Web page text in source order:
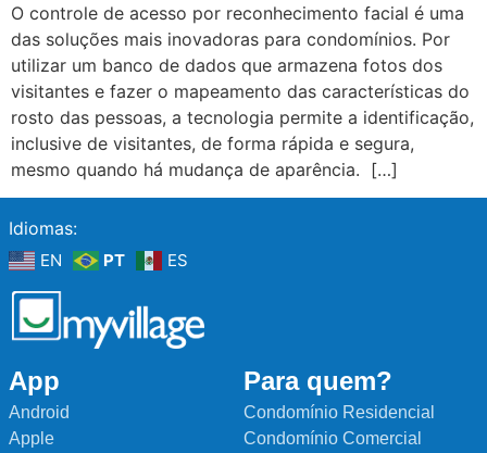
O controle de acesso por reconhecimento facial é uma
das soluções mais inovadoras para condomínios. Por
utilizar um banco de dados que armazena fotos dos
visitantes e fazer o mapeamento das características do
rosto das pessoas, a tecnologia permite a identificação,
inclusive de visitantes, de forma rápida e segura,
mesmo quando há mudança de aparência. […]
Idiomas:
EN PT ES
App
Android
Apple
Para quem?
Condomínio Residencial
Condomínio Comercial